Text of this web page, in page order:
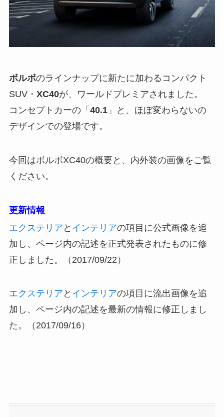
ボルボのラインナップに新たに加わるコンパクト
SUV・ XC40が、ワールドプレミアされました。
コンセプトカーの「 40.1」と、ほぼ変わらないの
デザインでの登場です。
今回はボルボXC40の概要と、内外装の画像をご覧
ください。
更新情報
エクステリア と インテリアの項目に公式画像を追
加し、ページ内の記述を正式発表されたものに修
正しました。（2017/09/22）
エクステリア と インテリアの項目に流出画像を追
加し、ページ内の記述を最新の情報に修正しまし
た。（2017/09/16）